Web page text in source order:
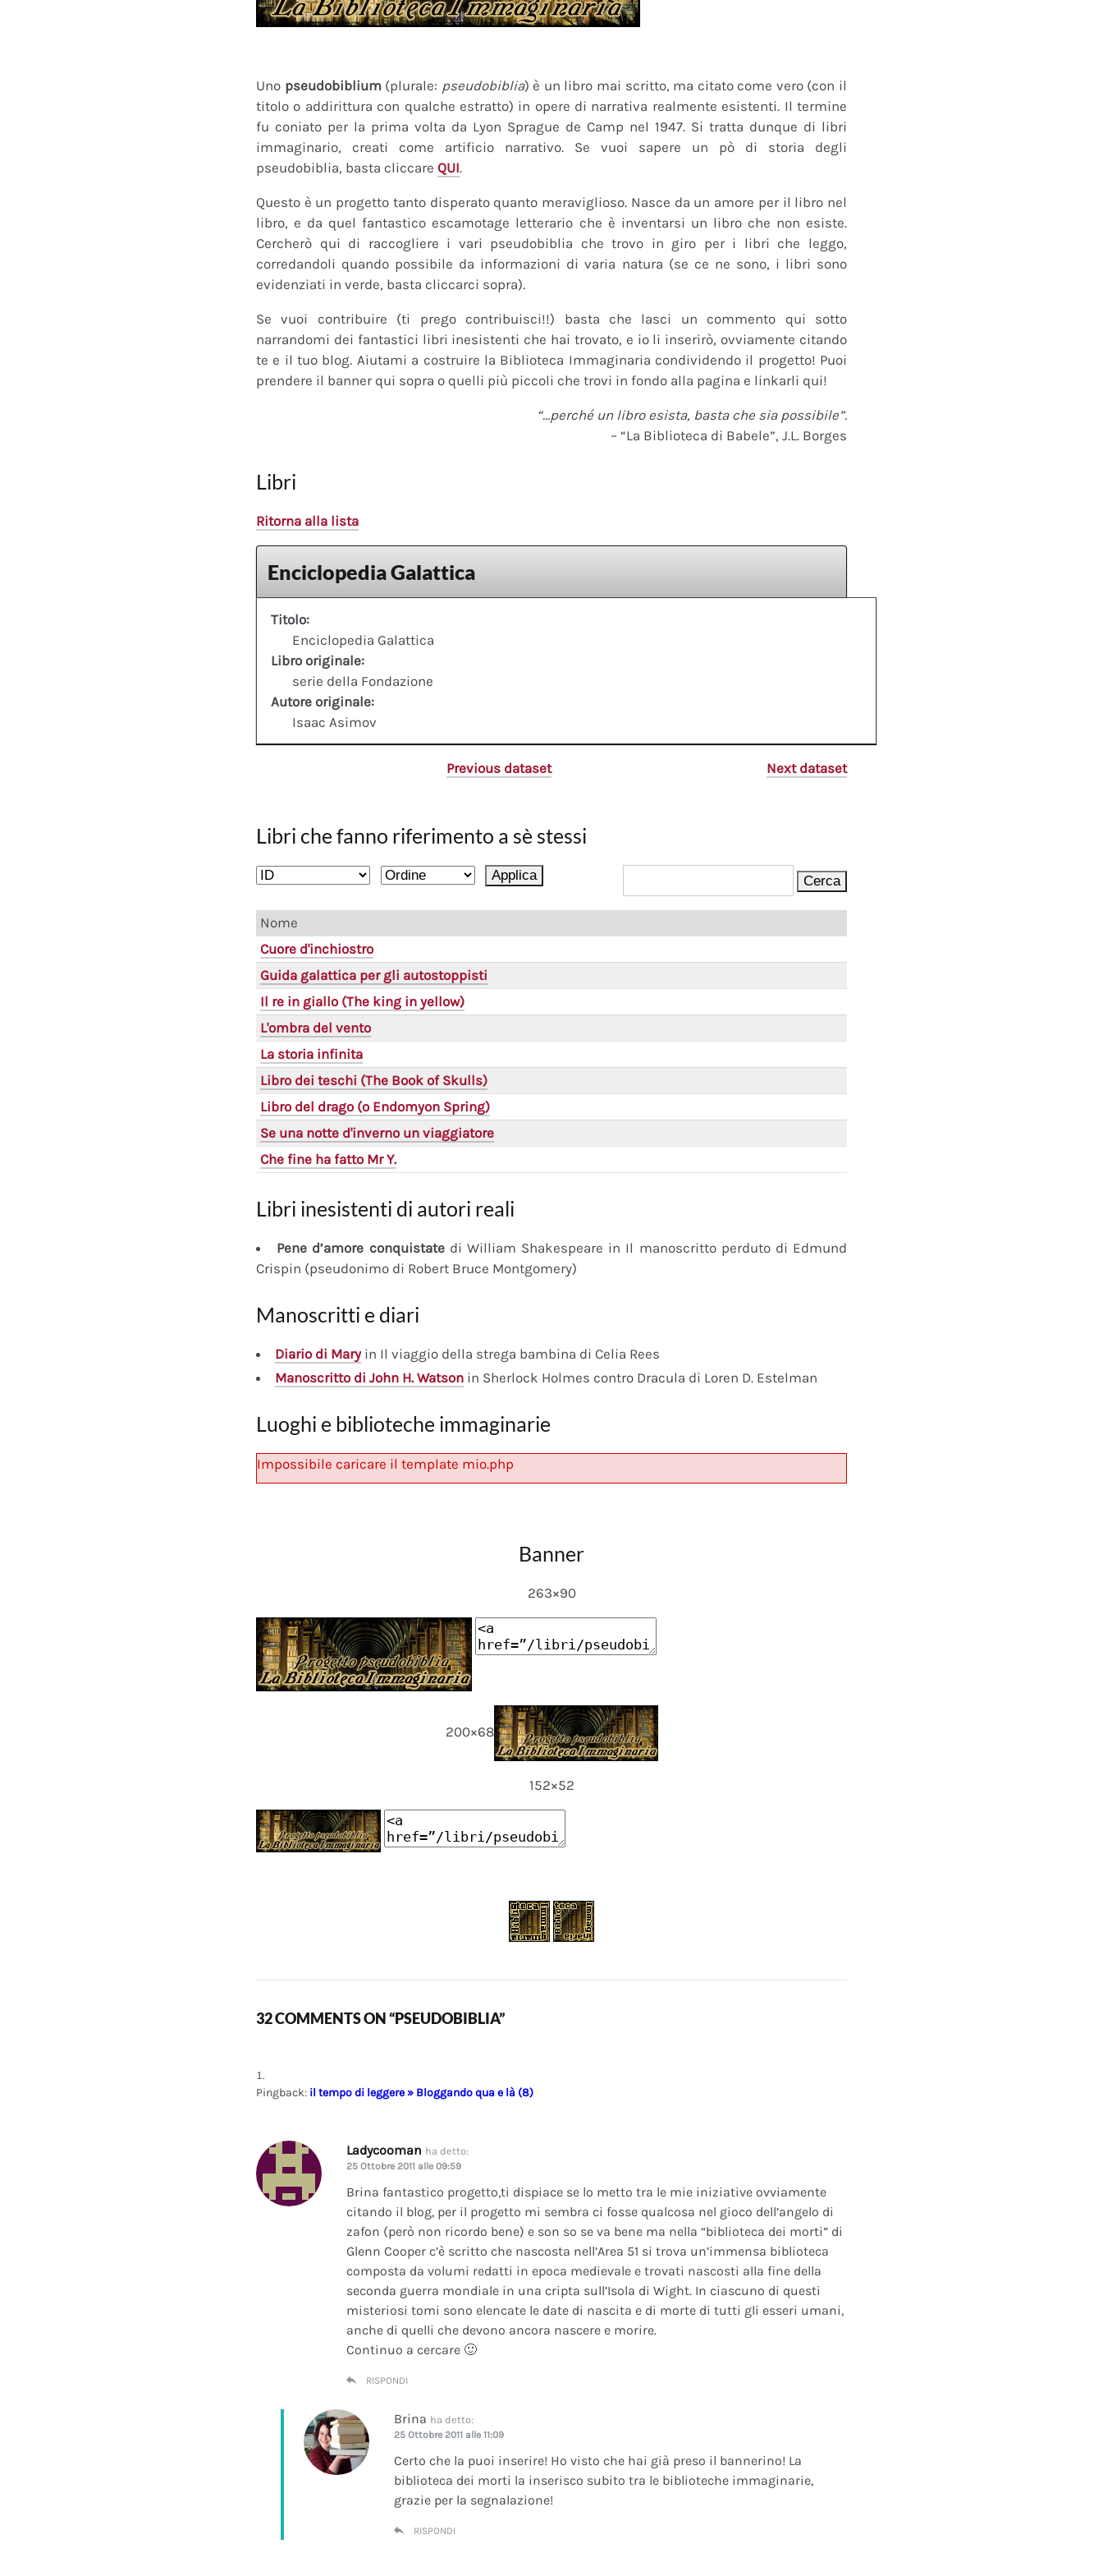
Uno pseudobiblium(plurale: pseudobiblia) è un libro mai scritto, ma citato come vero (con il
titolo o addirittura con qualche estratto) in opere di narrativa realmente esistenti. Il termine
fu coniato per la prima volta da Lyon Sprague de Camp nel 1947. Si tratta dunque di libri
immaginario, creati come artificio narrativo. Se vuoi sapere un pò di storia degli
pseudobiblia, basta cliccare QUI.
Questo è un progetto tanto disperato quanto meraviglioso. Nasce da un amore per il libro nel
libro, e da quel fantastico escamotage letterario che è inventarsi un libro che non esiste.
Cercherò qui di raccogliere i vari pseudobiblia che trovo in giro per i libri che leggo,
corredandoli quando possibile da informazioni di varia natura (se ce ne sono, i libri sono
evidenziati in verde, basta cliccarci sopra).
Se vuoi contribuire (ti prego contribuisci!!) basta che lasci un commento qui sotto
narrandomi dei fantastici libri inesistenti che hai trovato, e io li inserirò, ovviamente citando
te e il tuo blog. Aiutami a costruire la Biblioteca Immaginaria condividendo il progetto! Puoi
prendere il banner qui sopra o quelli più piccoli che trovi in fondo alla pagina e linkarli qui!
“…perché un libro esista, basta che sia possibile”.
– “La Biblioteca di Babele”, J.L. Borges
Libri
Ritorna alla lista
Enciclopedia Galattica
Titolo:
Enciclopedia Galattica
Libro originale:
serie della Fondazione
Autore originale:
Isaac Asimov
Previous dataset Next dataset
Libri che fanno riferimento a sè stessi
Nome
Cuore d'inchiostro
Guida galattica per gli autostoppisti
Il re in giallo (The king in yellow)
L'ombra del vento
La storia infinita
Libro dei teschi (The Book of Skulls)
Libro del drago (o Endomyon Spring)
Se una notte d'inverno un viaggiatore
Che fine ha fatto Mr Y.
Libri inesistenti di autori reali
Pene d’amore conquistatedi William Shakespeare in Il manoscritto perduto di Edmund
Crispin (pseudonimo di Robert Bruce Montgomery)
Manoscritti e diari
Diario di Maryin Il viaggio della strega bambina di Celia Rees
Manoscritto di John H. Watson in Sherlock Holmes contro Dracula di Loren D. Estelman
Luoghi e biblioteche immaginarie
Impossibile caricare il template mio.php
Banner
263×90
200×68
152×52
32 COMMENTS ON “PSEUDOBIBLIA”
Pingback: il tempo di leggere » Bloggando qua e là (8)
Ladycooman ha detto:
25 Ottobre 2011 alle 09:59
Brina fantastico progetto,ti dispiace se lo metto tra le mie iniziative ovviamente
citando il blog, per il progetto mi sembra ci fosse qualcosa nel gioco dell’angelo di
zafon (però non ricordo bene) e son so se va bene ma nella “biblioteca dei morti” di
Glenn Cooper c’è scritto che nascosta nell’Area 51 si trova un’immensa biblioteca
composta da volumi redatti in epoca medievale e trovati nascosti alla fine della
seconda guerra mondiale in una cripta sull’Isola di Wight. In ciascuno di questi
misteriosi tomi sono elencate le date di nascita e di morte di tutti gli esseri umani,
anche di quelli che devono ancora nascere e morire.
Continuo a cercare 🙂
RISPONDI
Brina ha detto:
25 Ottobre 2011 alle 11:09
Certo che la puoi inserire! Ho visto che hai già preso il bannerino! La
biblioteca dei morti la inserisco subito tra le biblioteche immaginarie,
grazie per la segnalazione!
RISPONDI